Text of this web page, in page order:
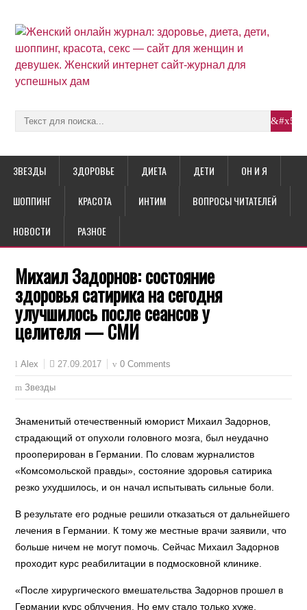
ЗВЕЗДЫ ЗДОРОВЬЕ ДИЕТА ДЕТИ ОН И Я
ШОППИНГ КРАСОТА ИНТИМ ВОПРОСЫ ЧИТАТЕЛЕЙ
НОВОСТИ РАЗНОЕ
Михаил Задорнов: состояние
здоровья сатирика на сегодня
улучшилось после сеансов у
целителя — СМИ
Alex 27.09.2017 0 Comments
Звезды
Знаменитый отечественный юморист Михаил Задорнов,
страдающий от опухоли головного мозга, был неудачно
прооперирован в Германии. По словам журналистов
«Комсомольской правды», состояние здоровья сатирика
резко ухудшилось, и он начал испытывать сильные боли.
В результате его родные решили отказаться от дальнейшего
лечения в Германии. К тому же местные врачи заявили, что
больше ничем не могут помочь. Сейчас Михаил Задорнов
проходит курс реабилитации в подмосковной клинике.
«После хирургического вмешательства Задорнов прошел в
Германии курс облучения. Но ему стало только хуже,